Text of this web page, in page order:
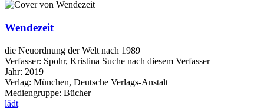
Wendezeit
die Neuordnung der Welt nach 1989
Verfasser: Spohr, Kristina Suche nach diesem Verfasser
Jahr: 2019
Verlag: München, Deutsche Verlags-Anstalt
Mediengruppe: Bücher
lädt